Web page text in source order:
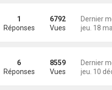
Dernier
jeu. 18
1
Réponses
6792
Vues
Dernier
jeu. 10
6
Réponses
8559
Vues